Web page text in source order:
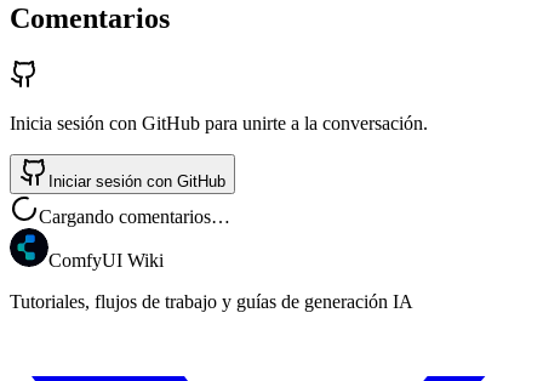
Comentarios
Inicia sesión con GitHub para unirte a la conversación.
Iniciar sesión con GitHub
Cargando comentarios…
ComfyUI Wiki
Tutoriales, flujos de trabajo y guías de generación IA